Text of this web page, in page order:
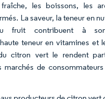
les boissons, les
La saveur, la teneur en
fruit contribuent à
teneur en vitamines et
citron vert le rendent
marchés de